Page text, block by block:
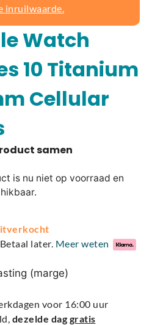
inruilwaarde.
Watch
10 Titanium
Cellular
is nu niet op voorraad en
later. Meer weten
(marge)
voor 16:00 uur
dezelde dag gratis